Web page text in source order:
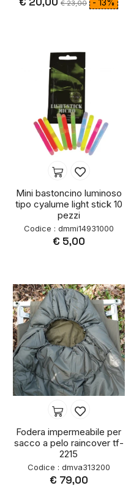
€ 23,00 - 13%
Mini bastoncino luminoso
tipo cyalume light stick 10
pezzi
Codice : dmmi14931000
€ 5,00
Fodera impermeabile per
sacco a pelo raincover tf-
2215
Codice : dmva313200
€ 79,00